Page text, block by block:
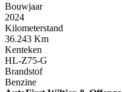
Bouwjaar
2024
Kilometerstand
36.243 Km
Kenteken
HL-Z75-G
Brandstof
Benzine